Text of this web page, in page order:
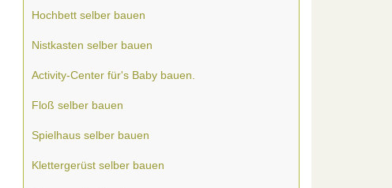
Hochbett selber bauen
Nistkasten selber bauen
Activity-Center für's Baby bauen.
Floß selber bauen
Spielhaus selber bauen
Klettergerüst selber bauen